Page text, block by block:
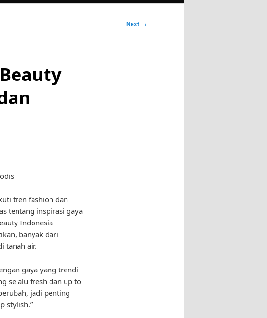
Next →
tren fashion dan
tentang inspirasi gaya
Indonesia
banyak dari
tanah air.
gaya yang trendi
selalu fresh dan up to
jadi penting
stylish.”